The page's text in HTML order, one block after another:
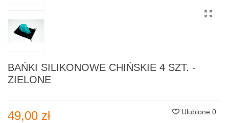
BAŃKI SILIKONOWE CHIŃSKIE 4 SZT. -
ZIELONE
49,00 zł Ulubione 0